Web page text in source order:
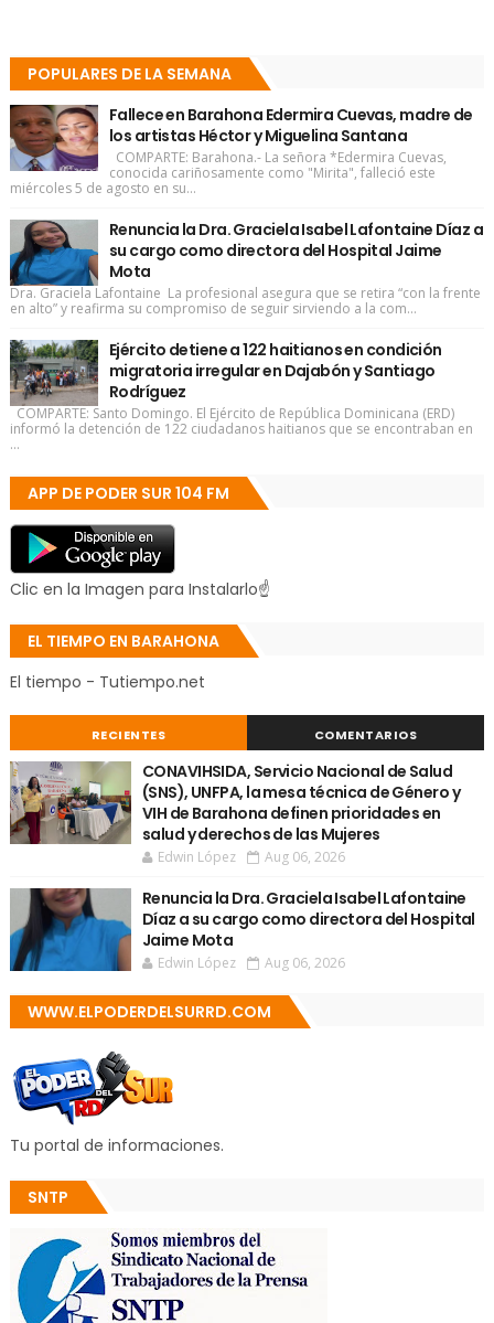
POPULARES DE LA SEMANA
Fallece en Barahona Edermira Cuevas, madre de
los artistas Héctor y Miguelina Santana
COMPARTE: Barahona.- La señora *Edermira Cuevas,
conocida cariñosamente como "Mirita", falleció este
miércoles 5 de agosto en su...
Renuncia la Dra. Graciela Isabel Lafontaine Díaz a
su cargo como directora del Hospital Jaime
Mota
Dra. Graciela Lafontaine La profesional asegura que se retira “con la frente
en alto” y reafirma su compromiso de seguir sirviendo a la com...
Ejército detiene a 122 haitianos en condición
migratoria irregular en Dajabón y Santiago
Rodríguez
COMPARTE: Santo Domingo. El Ejército de República Dominicana (ERD)
informó la detención de 122 ciudadanos haitianos que se encontraban en
...
APP DE PODER SUR 104 FM
Clic en la Imagen para Instalarlo☝
EL TIEMPO EN BARAHONA
El tiempo - Tutiempo.net
RECIENTES COMENTARIOS
CONAVIHSIDA, Servicio Nacional de Salud
(SNS), UNFPA, la mesa técnica de Género y
VIH de Barahona definen prioridades en
salud y derechos de las Mujeres
Edwin López Aug 06, 2026
Renuncia la Dra. Graciela Isabel Lafontaine
Díaz a su cargo como directora del Hospital
Jaime Mota
Edwin López Aug 06, 2026
WWW.ELPODERDELSURRD.COM
Tu portal de informaciones.
SNTP